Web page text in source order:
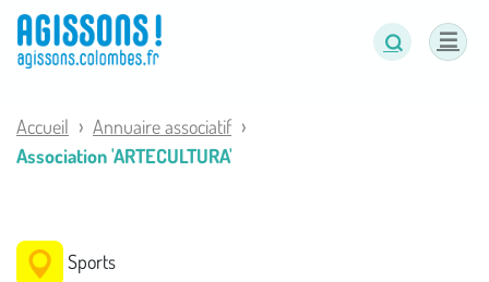
Accueil
Annuaire associatif
Association 'ARTECULTURA'
Sports
Panneau de gestion des cookies